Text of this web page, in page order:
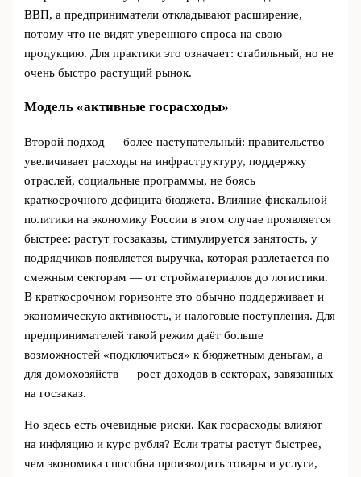
ВВП, а предприниматели откладывают расширение,
потому что не видят уверенного спроса на свою
продукцию. Для практики это означает: стабильный, но не
очень быстро растущий рынок.
Модель «активные госрасходы»
Второй подход — более наступательный: правительство
увеличивает расходы на инфраструктуру, поддержку
отраслей, социальные программы, не боясь
краткосрочного дефицита бюджета. Влияние фискальной
политики на экономику России в этом случае проявляется
быстрее: растут госзаказы, стимулируется занятость, у
подрядчиков появляется выручка, которая разлетается по
смежным секторам — от стройматериалов до логистики.
В краткосрочном горизонте это обычно поддерживает и
экономическую активность, и налоговые поступления. Для
предпринимателей такой режим даёт больше
возможностей «подключиться» к бюджетным деньгам, а
для домохозяйств — рост доходов в секторах, завязанных
на госзаказ.
Но здесь есть очевидные риски. Как госрасходы влияют
на инфляцию и курс рубля? Если траты растут быстрее,
чем экономика способна производить товары и услуги,